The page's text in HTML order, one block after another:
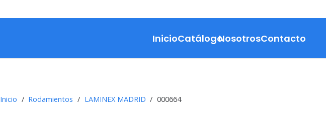
InicioCatálogoNosotrosContacto
Inicio / Rodamientos / LAMINEX MADRID / 000664